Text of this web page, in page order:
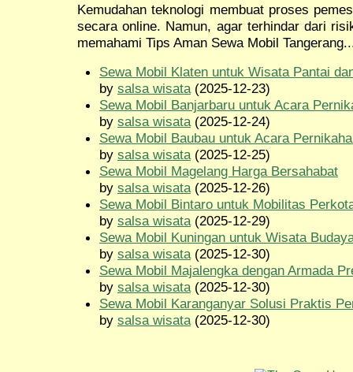
Kemudahan teknologi membuat proses
secara online. Namun, agar terhindar dari
memahami Tips Aman Sewa Mobil
Sewa Mobil Klaten untuk Wisata Pantai
by salsa wisata(2025-12-23)
Sewa Mobil Banjarbaru untuk Acara
by salsa wisata(2025-12-24)
Sewa Mobil Baubau untuk Acara
by salsa wisata(2025-12-25)
Sewa Mobil Magelang Harga Bersahabat
by salsa wisata(2025-12-26)
Sewa Mobil Bintaro untuk Mobilitas
by salsa wisata(2025-12-29)
Sewa Mobil Kuningan untuk Wisata
by salsa wisata(2025-12-30)
Sewa Mobil Majalengka dengan Armada
by salsa wisata(2025-12-30)
Sewa Mobil Karanganyar Solusi Praktis
by salsa wisata(2025-12-30)